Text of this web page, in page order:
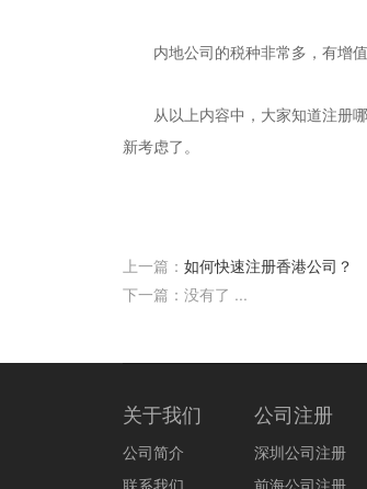
内地公司的税种非常多，有增值
从以上内容中，大家知道注册哪
新考虑了。
上一篇： 如何快速注册香港公司？
下一篇：没有了 ...
关于我们
公司简介
联系我们
公司注册
深圳公司注册
前海公司注册